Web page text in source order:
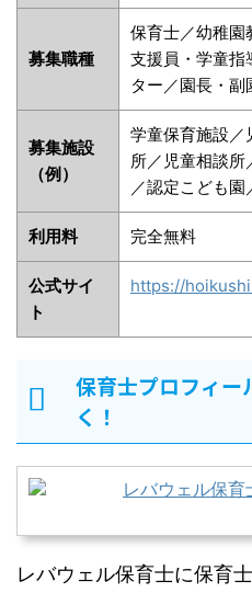
募集職種
保育士／幼稚園
支援員・学童指
ター／園長・副
募集施設
（例）
学童保育施設／
所／児童相談
／認定こども園
利用料 完全無料
公式サイ
ト
https://
保育士プロフィー
く！
レバウェル保育士に保育